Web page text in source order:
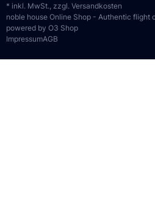
* inkl. MwSt., zzgl. Versandkosten
noble house Online Shop - Authentic flight
powered by O3 Shop
ImpressumAGB